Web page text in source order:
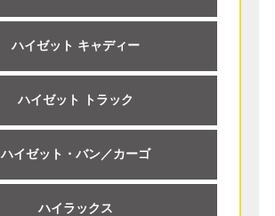
ハイゼット キャディー
ハイゼット トラック
ハイゼット・バン／カーゴ
ハイラックス